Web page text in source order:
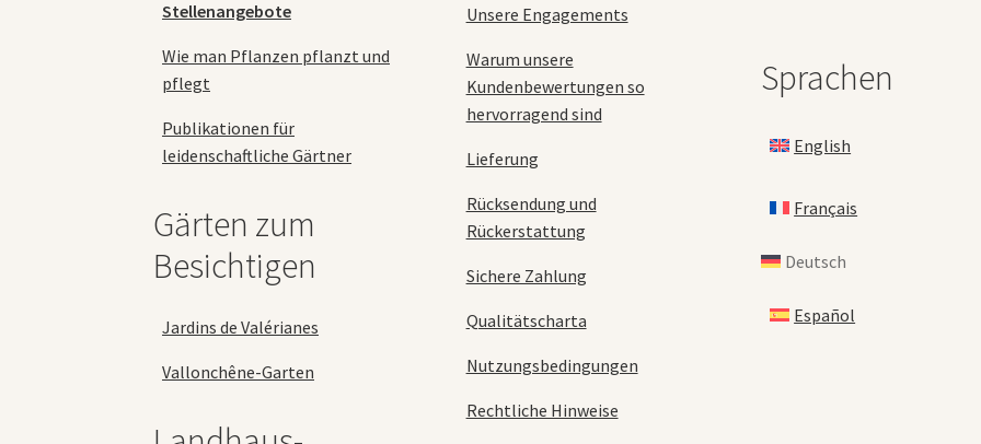
Stellenangebote
Wie man Pflanzen pflanzt und
pflegt
Publikationen für
leidenschaftliche Gärtner
Gärten zum
Besichtigen
Jardins de Valérianes
Vallonchêne-Garten
Unsere Engagements
Warum unsere
Kundenbewertungen so
hervorragend sind
Lieferung
Rücksendung und
Rückerstattung
Sichere Zahlung
Qualitätscharta
Nutzungsbedingungen
Rechtliche Hinweise
Sprachen
English
Français
Deutsch
Español